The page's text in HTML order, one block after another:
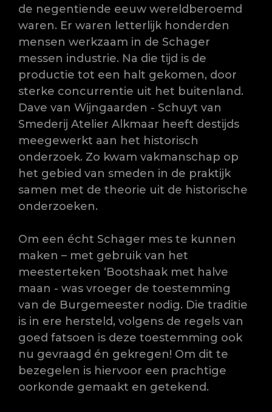
de negentiende eeuw wereldberoemd
waren. Er waren letterlijk honderden
mensen werkzaam in de Schager
messen industrie. Na die tijd is de
productie tot een halt gekomen, door
sterke concurrentie uit het buitenland.
Dave van Wijngaarden - Schuyt van
Smederij Atelier Alkmaar heeft destijds
meegewerkt aan het historisch
onderzoek. Zo kwam vakmanschap op
het gebied van smeden in de praktijk
samen met de theorie uit de historische
onderzoeken.
Om een écht Schager mes te kunnen
maken – met gebruik van het
meesterteken ‘Bootshaak met halve
maan - was vroeger de toestemming
van de Burgemeester nodig. Die traditie
is in ere hersteld, volgens de regels van
goed fatsoen is deze toestemming ook
nu gevraagd én gekregen! Om dit te
bezegelen is hiervoor een prachtige
oorkonde gemaakt en getekend.